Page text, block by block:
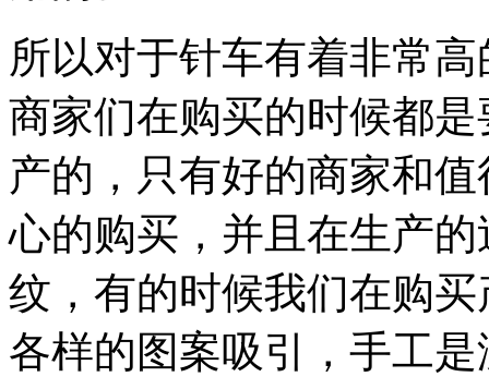
所以对于针车有着非常
商家们在购买的时候都
产的，只有好的商家和
心的购买，并且在生产
纹，有的时候我们在购
各样的图案吸引，手工